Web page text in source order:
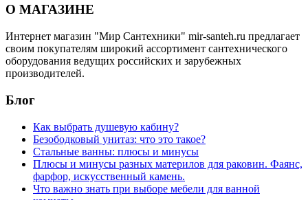
О МАГАЗИНЕ
Интернет магазин "Мир Сантехники" mir-santeh.ru предлагает
своим покупателям широкий ассортимент сантехнического
оборудования ведущих российских и зарубежных
производителей.
Блог
Как выбрать душевую кабину?
Безободковый унитаз: что это такое?
Стальные ванны: плюсы и минусы
Плюсы и минусы разных материлов для раковин. Фаянс,
фарфор, искусственный камень.
Что важно знать при выборе мебели для ванной